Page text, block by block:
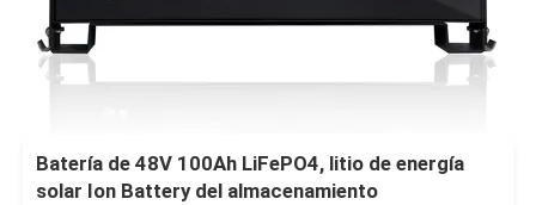
Batería de 48V 100Ah LiFePO4, litio de energía
solar Ion Battery del almacenamiento